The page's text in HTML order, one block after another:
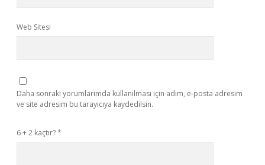
Web Sitesi
Daha sonraki yorumlarımda kullanılması için adım, e-posta adresim
ve site adresim bu tarayıcıya kaydedilsin.
6 + 2 kaçtır?*